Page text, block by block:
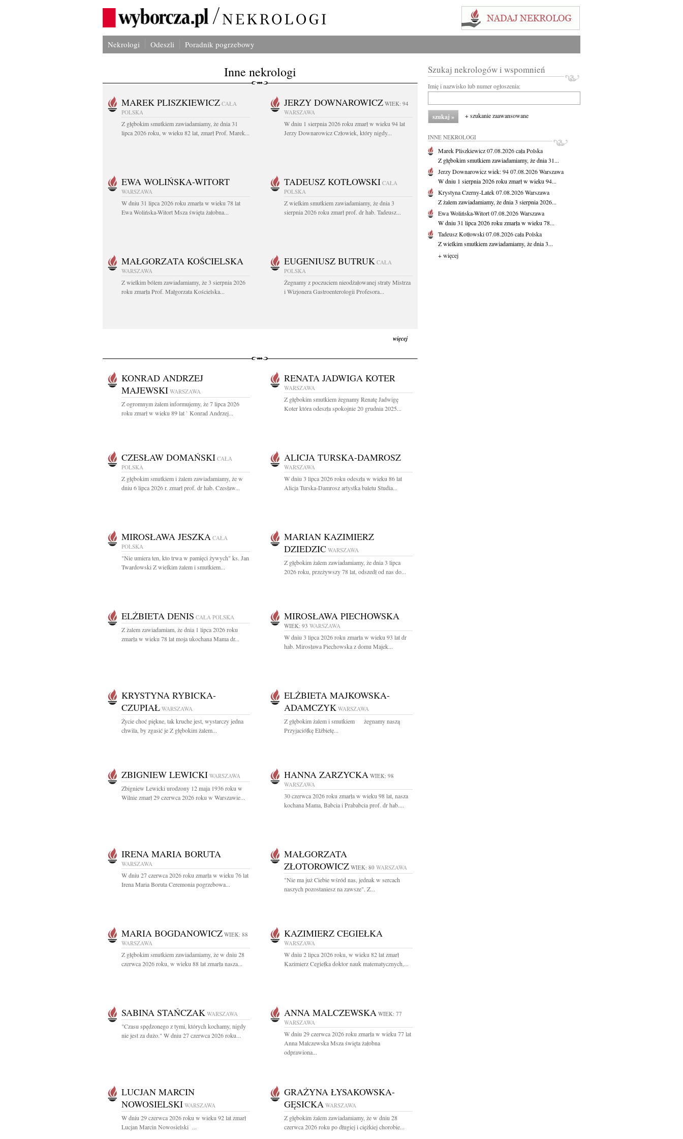
Nekrologi Odeszli Poradnik pogrzebowy
Inne nekrologi
MAREK PLISZKIEWICZ CAŁA
POLSKA
Z głębokim smutkiem zawiadamiamy, że dnia 31
lipca 2026 roku, w wieku 82 lat, zmarł Prof. Marek...
JERZY DOWNAROWICZ WIEK: 94
WARSZAWA
W dniu 1 sierpnia 2026 roku zmarł w wieku 94 lat
Jerzy Downarowicz Człowiek, który nigdy...
EWA WOLIŃSKA-WITORT
WARSZAWA
W dniu 31 lipca 2026 roku zmarła w wieku 78 lat
Ewa Wolińska-Witort Msza święta żałobna...
TADEUSZ KOTŁOWSKI CAŁA
POLSKA
Z wielkim smutkiem zawiadamiamy, że dnia 3
sierpnia 2026 roku zmarł prof. dr hab. Tadeusz...
MAŁGORZATA KOŚCIELSKA
WARSZAWA
Z wielkim bólem zawiadamiamy, że 3 sierpnia 2026
roku zmarła Prof. Małgorzata Kościelska...
EUGENIUSZ BUTRUK CAŁA
POLSKA
Żegnamy z poczuciem nieodżałowanej straty Mistrza
i Wizjonera Gastroenterologii Profesora...
więcej
KONRAD ANDRZEJ
MAJEWSKI WARSZAWA
Z ogromnym żalem informujemy, że 7 lipca 2026
roku zmarł w wieku 89 lat ` Konrad Andrzej...
RENATA JADWIGA KOTER
WARSZAWA
Z głębokim smutkiem żegnamy Renatę Jadwigę
Koter która odeszła spokojnie 20 grudnia 2025...
CZESŁAW DOMAŃSKI CAŁA
POLSKA
Z głębokim smutkiem i żalem zawiadamiamy, że w
dniu 6 lipca 2026 r. zmarł prof. dr hab. Czesław...
ALICJA TURSKA-DAMROSZ
WARSZAWA
W dniu 3 lipca 2026 roku odeszła w wieku 86 lat
Alicja Turska-Damrosz artystka baletu Studia...
MIROSŁAWA JESZKA CAŁA
POLSKA
"Nie umiera ten, kto trwa w pamięci żywych" ks. Jan
Twardowski Z wielkim żalem i smutkiem...
MARIAN KAZIMIERZ
DZIEDZIC WARSZAWA
Z głębokim żalem zawiadamiamy, że dnia 3 lipca
2026 roku, przeżywszy 78 lat, odszedł od nas do...
ELŻBIETA DENIS CAŁA POLSKA
Z żalem zawiadamiam, że dnia 1 lipca 2026 roku
zmarła w wieku 78 lat moja ukochana Mama dr...
MIROSŁAWA PIECHOWSKA
WIEK: 93 WARSZAWA
W dniu 3 lipca 2026 roku zmarła w wieku 93 lat dr
hab. Mirosława Piechowska z domu Majek...
KRYSTYNA RYBICKA-
CZUPIAŁ WARSZAWA
Życie choć piękne, tak kruche jest, wystarczy jedna
chwila, by zgasić je Z głębokim żalem...
ELŻBIETA MAJKOWSKA-
ADAMCZYK WARSZAWA
Z głębokim żalem i smutkiem żegnamy naszą
Przyjaciółkę Elżbietę...
ZBIGNIEW LEWICKI WARSZAWA
Zbigniew Lewicki urodzony 12 maja 1936 roku w
Wilnie zmarł 29 czerwca 2026 roku w Warszawie...
HANNA ZARZYCKA WIEK: 98
WARSZAWA
30 czerwca 2026 roku zmarła w wieku 98 lat, nasza
kochana Mama, Babcia i Prababcia prof. dr hab....
IRENA MARIA BORUTA
WARSZAWA
W dniu 27 czerwca 2026 roku zmarła w wieku 76 lat
Irena Maria Boruta Ceremonia pogrzebowa...
MAŁGORZATA
ZŁOTOROWICZ WIEK: 80 WARSZAWA
"Nie ma już Ciebie wśród nas, jednak w sercach
naszych pozostaniesz na zawsze". Z...
MARIA BOGDANOWICZ WIEK: 88
WARSZAWA
Z głębokim smutkiem zawiadamiamy, że w dniu 28
czerwca 2026 roku, w wieku 88 lat zmarła nasza...
KAZIMIERZ CEGIEŁKA
WARSZAWA
W dniu 2 lipca 2026 roku, w wieku 82 lat zmarł
Kazimierz Cegiełka doktor nauk matematycznych,...
SABINA STAŃCZAK WARSZAWA
"Czasu spędzonego z tymi, których kochamy, nigdy
nie jest za dużo." W dniu 27 czerwca 2026 roku...
ANNA MALCZEWSKA WIEK: 77
WARSZAWA
W dniu 29 czerwca 2026 roku zmarła w wieku 77 lat
Anna Malczewska Msza święta żałobna
odprawiona...
LUCJAN MARCIN
NOWOSIELSKI WARSZAWA
W dniu 29 czerwca 2026 roku w wieku 92 lat zmarł
Lucjan Marcin Nowosielski ...
GRAŻYNA ŁYSAKOWSKA-
GĘSICKA WARSZAWA
Z głębokim żalem zawiadamiamy, że w dniu 28
czerwca 2026 roku po długiej i ciężkiej chorobie...
Szukaj nekrologów i wspomnień
Imię i nazwisko lub numer ogłoszenia:
+ szukanie zaawansowane
INNE NEKROLOGI
Marek Pliszkiewicz07.08.2026cała Polska
Z głębokim smutkiem zawiadamiamy, że dnia 31...
Jerzy Downarowiczwiek: 9407.08.2026Warszawa
W dniu 1 sierpnia 2026 roku zmarł w wieku 94...
Krystyna Czerny-Latek07.08.2026Warszawa
Z żalem zawiadamiamy, że dnia 3 sierpnia 2026...
Ewa Wolińska-Witort07.08.2026Warszawa
W dniu 31 lipca 2026 roku zmarła w wieku 78...
Tadeusz Kotłowski07.08.2026cała Polska
Z wielkim smutkiem zawiadamiamy, że dnia 3...
+ więcej